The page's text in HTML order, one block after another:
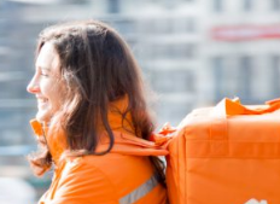
Taylor Swift officieel
Kelce
1 month ago